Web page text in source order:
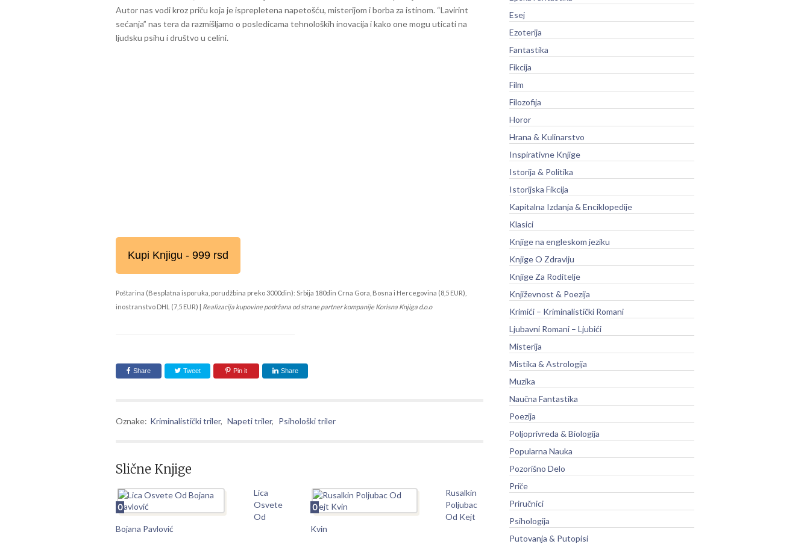
Autor nas vodi kroz priču koja je isprepletena napetošću, misterijom i borba za istinom. “Lavirint
sećanja” nas tera da razmišljamo o posledicama tehnoloških inovacija i kako one mogu uticati na
ljudsku psihu i društvo u celini.
Kupi Knjigu - 999 rsd
Poštarina (Besplatna isporuka, porudžbina preko 3000din): Srbija 180din Crna Gora, Bosna i Hercegovina (8,5 EUR),
inostranstvo DHL (7,5 EUR) | Realizacija kupovine podržana od strane partner kompanije Korisna Knjiga d.o.o
Share Tweet Pin it Share
Oznake: Kriminalistički triler, Napeti triler, Psihološki triler
Slične Knjige
0
Lica
Osvete
Od
Bojana Pavlović
0
Rusalkin
Poljubac
Od Kejt
Kvin
Esej
Ezoterija
Fantastika
Fikcija
Film
Filozofija
Horor
Hrana & Kulinarstvo
Inspirativne Knjige
Istorija & Politika
Istorijska Fikcija
Kapitalna Izdanja & Enciklopedije
Klasici
Knjige na engleskom jeziku
Knjige O Zdravlju
Knjige Za Roditelje
Književnost & Poezija
Krimići – Kriminalistički Romani
Ljubavni Romani – Ljubići
Misterija
Mistika & Astrologija
Muzika
Naučna Fantastika
Poezija
Poljoprivreda & Biologija
Popularna Nauka
Pozorišno Delo
Priče
Priručnici
Psihologija
Putovanja & Putopisi